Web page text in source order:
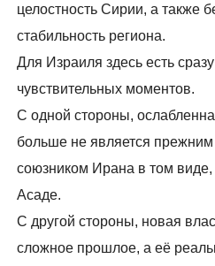
целостность Сирии, а также
стабильность региона.
Для Израиля здесь есть
чувствительных моментов.
С одной стороны,
больше не является
союзником Ирана в том
Асаде.
С другой стороны, новая
сложное прошлое, а её